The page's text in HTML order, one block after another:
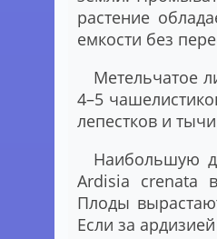
растение
емкости без
Метельчатое
4–5
лепестков и
Наибольшую
Ardisia crenata
Плоды
Если за